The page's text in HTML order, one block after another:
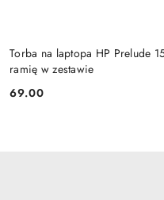
Torba na laptopa HP Prelude
ramię w zestawie
Cena:
69.00